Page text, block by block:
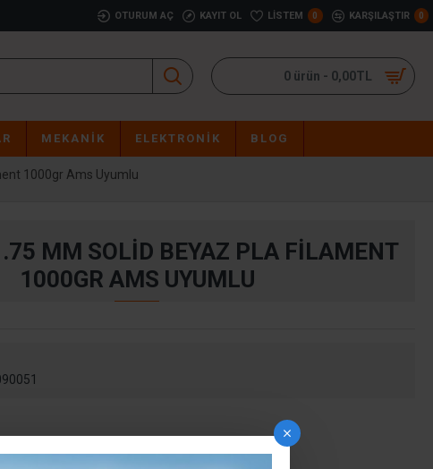
OTURUM AÇ KAYIT OL LISTEM 0 KARŞILAŞTIR 0
0 ürün - 0,00TL
MEKANIK ELEKTRONIK BLOG
1000gr Ams Uyumlu
MM SOLID BEYAZ PLA FILAMENT
1000GR AMS UYUMLU